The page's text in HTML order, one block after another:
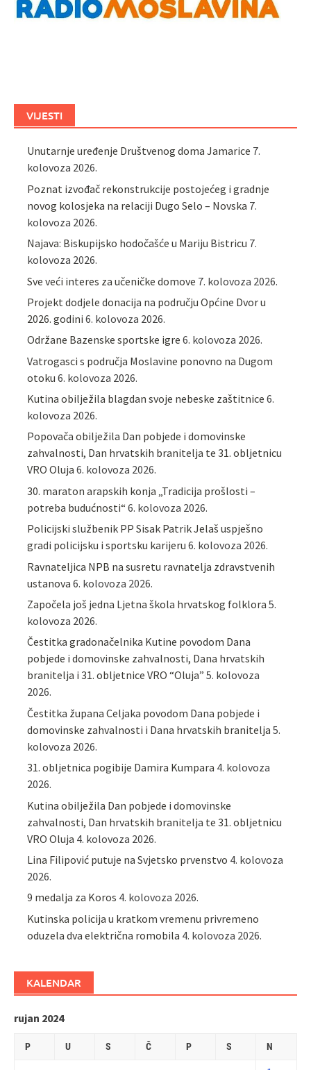
VIJESTI
Unutarnje uređenje Društvenog doma Jamarice 7.
kolovoza 2026.
Poznat izvođač rekonstrukcije postojećeg i gradnje
novog kolosjeka na relaciji Dugo Selo – Novska 7.
kolovoza 2026.
Najava: Biskupijsko hodočašće u Mariju Bistricu 7.
kolovoza 2026.
Sve veći interes za učeničke domove 7. kolovoza 2026.
Projekt dodjele donacija na području Općine Dvor u
2026. godini 6. kolovoza 2026.
Održane Bazenske sportske igre 6. kolovoza 2026.
Vatrogasci s područja Moslavine ponovno na Dugom
otoku 6. kolovoza 2026.
Kutina obilježila blagdan svoje nebeske zaštitnice 6.
kolovoza 2026.
Popovača obilježila Dan pobjede i domovinske
zahvalnosti, Dan hrvatskih branitelja te 31. obljetnicu
VRO Oluja 6. kolovoza 2026.
30. maraton arapskih konja „Tradicija prošlosti –
potreba budućnosti“ 6. kolovoza 2026.
Policijski službenik PP Sisak Patrik Jelaš uspješno
gradi policijsku i sportsku karijeru 6. kolovoza 2026.
Ravnateljica NPB na susretu ravnatelja zdravstvenih
ustanova 6. kolovoza 2026.
Započela još jedna Ljetna škola hrvatskog folklora 5.
kolovoza 2026.
Čestitka gradonačelnika Kutine povodom Dana
pobjede i domovinske zahvalnosti, Dana hrvatskih
branitelja i 31. obljetnice VRO “Oluja” 5. kolovoza
2026.
Čestitka župana Celjaka povodom Dana pobjede i
domovinske zahvalnosti i Dana hrvatskih branitelja 5.
kolovoza 2026.
31. obljetnica pogibije Damira Kumpara 4. kolovoza
2026.
Kutina obilježila Dan pobjede i domovinske
zahvalnosti, Dan hrvatskih branitelja te 31. obljetnicu
VRO Oluja 4. kolovoza 2026.
Lina Filipović putuje na Svjetsko prvenstvo 4. kolovoza
2026.
9 medalja za Koros 4. kolovoza 2026.
Kutinska policija u kratkom vremenu privremeno
oduzela dva električna romobila 4. kolovoza 2026.
KALENDAR
rujan 2024
P U S Č P S N